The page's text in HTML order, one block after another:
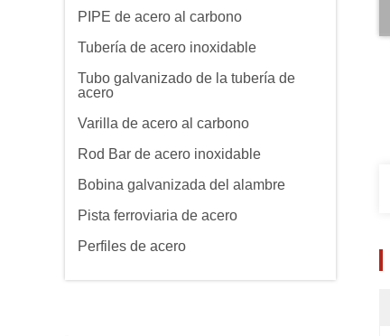
PIPE de acero al carbono
Tubería de acero inoxidable
Tubo galvanizado de la tubería de
acero
Varilla de acero al carbono
Rod Bar de acero inoxidable
Bobina galvanizada del alambre
Pista ferroviaria de acero
Perfiles de acero